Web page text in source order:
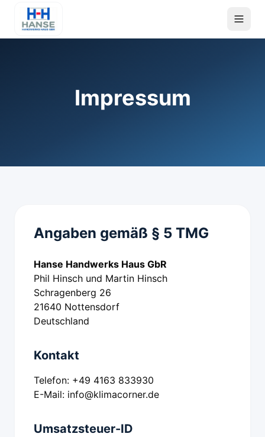
Impressum
Angaben gemäß § 5 TMG
Hanse Handwerks Haus GbR
Phil Hinsch und Martin Hinsch
Schragenberg 26
21640 Nottensdorf
Deutschland
Kontakt
Telefon: +49 4163 833930
E-Mail: info@klimacorner.de
Umsatzsteuer-ID